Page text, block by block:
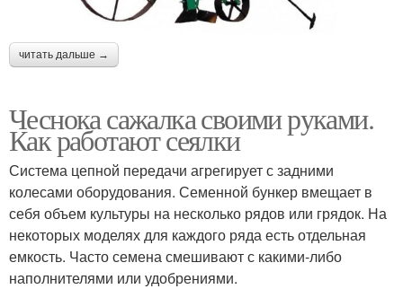
читать дальше →
Чеснока сажалка своими руками.
Как работают сеялки
Система цепной передачи агрегирует с задними
колесами оборудования. Семенной бункер вмещает в
себя объем культуры на несколько рядов или грядок. На
некоторых моделях для каждого ряда есть отдельная
емкость. Часто семена смешивают с какими-либо
наполнителями или удобрениями.